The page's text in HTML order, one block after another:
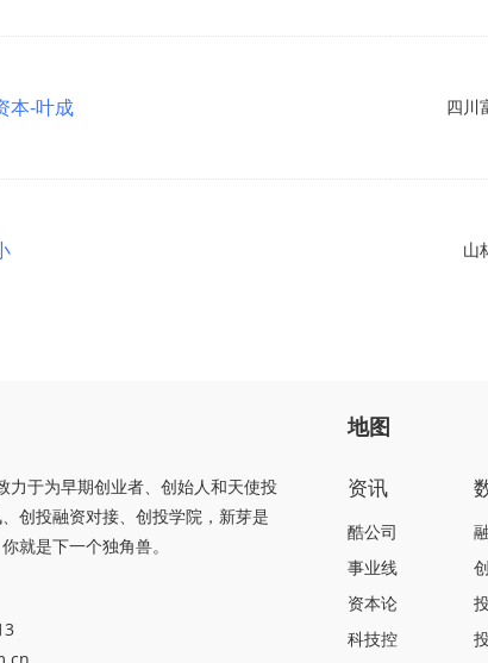
本-叶成 四川
山
力于为早期创业者、创始人和天使投
创投融资对接、创投学院，新芽是
就是下一个独角兽。
地图
资讯
酷公司
事业线
资本论
科技控